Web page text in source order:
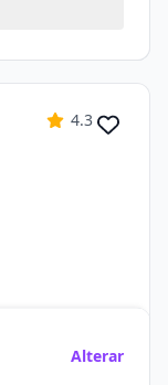
4.3
Alterar